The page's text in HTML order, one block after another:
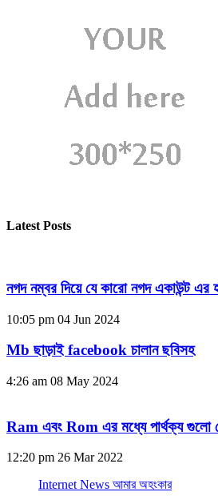
Latest Posts
নগদ নম্বর দিয়ে যে কারো নগদ একাউন্ট
10:05 pm 04 Jun 2024
Mb ছাড়াই facebook চালান ছবিসহ
4:26 am 08 May 2024
Ram এবং Rom এর মধ্যে পার্থক্য গুলো
12:20 pm 26 Mar 2022
Internet News আমার অহংকার